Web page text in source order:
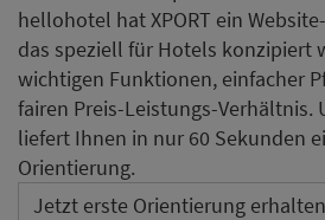
hellohotel hat XPORT ein
das speziell für Hotels konzipiert
wichtigen Funktionen, einfacher
fairen Preis-Leistungs-Verhältnis.
liefert Ihnen in nur 60 Sekunden
Orientierung.
Jetzt erste Orientierung erhalten